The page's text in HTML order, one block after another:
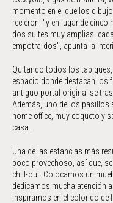
momento en el que los
recieron; "y en lugar de
dos suites muy amplias:
empotra-dos", apunta la
Quitando todos los
espacio donde destacan los
antiguo portal original se
Además, uno de los pasillos
home office, muy coqueto y
casa.
Una de las estancias más
poco provechoso, así que,
chill-out. Colocamos un
dedicamos mucha atención
inspiramos en el colorido de